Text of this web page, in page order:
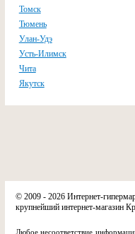
Томск
Тюмень
Улан-Удэ
Усть-Илимск
Чита
Якутск
© 2009 - 2026 Интернет-
крупнейший интернет-магазин
Любое несоответствие